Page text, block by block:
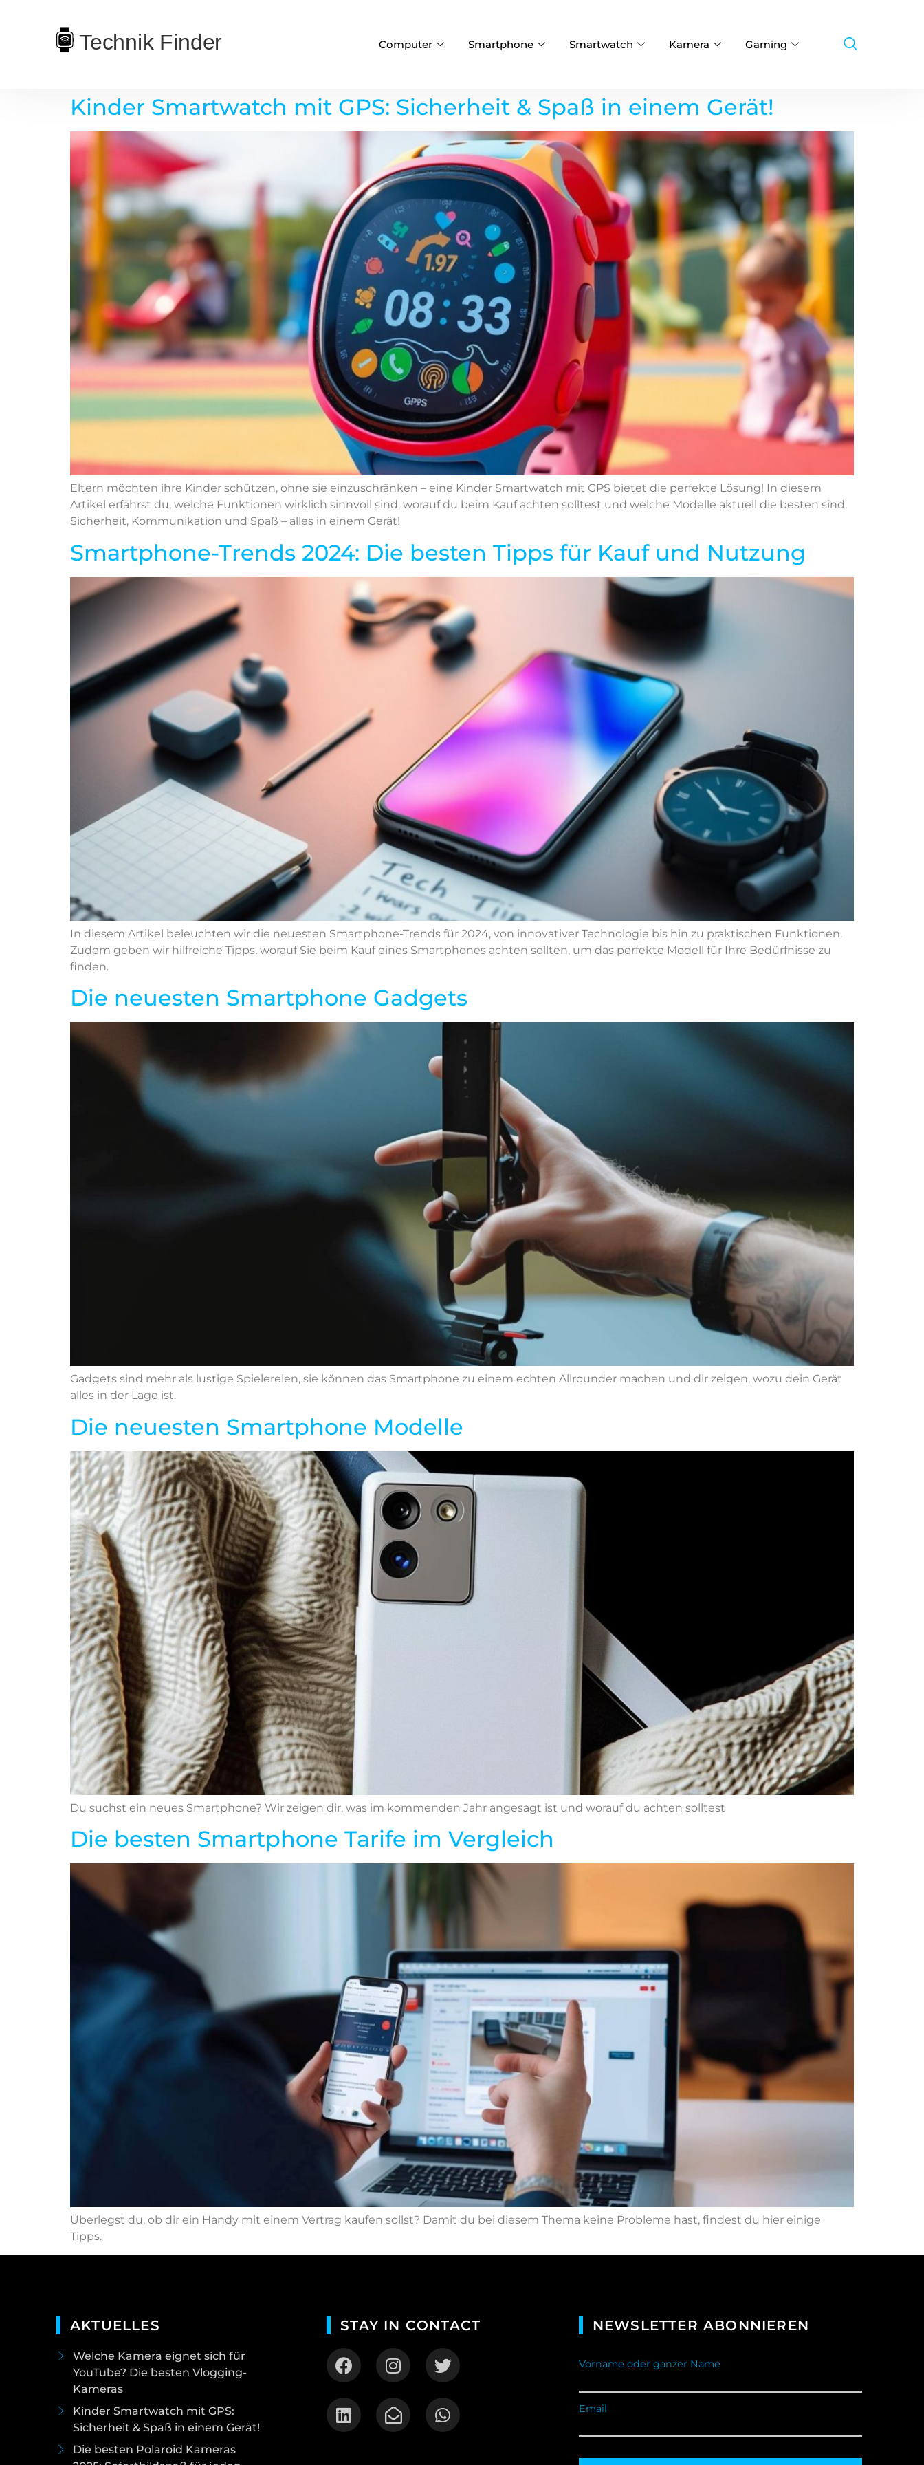
Computer Smartphone Smartwatch Kamera Gaming
Kinder Smartwatch mit GPS: Sicherheit & Spaß in einem Gerät!
Eltern möchten ihre Kinder schützen, ohne sie einzuschränken – eine Kinder Smartwatch mit GPS bietet die perfekte Lösung! In diesem
Artikel erfährst du, welche Funktionen wirklich sinnvoll sind, worauf du beim Kauf achten solltest und welche Modelle aktuell die besten sind.
Sicherheit, Kommunikation und Spaß – alles in einem Gerät!
Smartphone-Trends 2024: Die besten Tipps für Kauf und Nutzung
In diesem Artikel beleuchten wir die neuesten Smartphone-Trends für 2024, von innovativer Technologie bis hin zu praktischen Funktionen.
Zudem geben wir hilfreiche Tipps, worauf Sie beim Kauf eines Smartphones achten sollten, um das perfekte Modell für Ihre Bedürfnisse zu
finden.
Die neuesten Smartphone Gadgets
Gadgets sind mehr als lustige Spielereien, sie können das Smartphone zu einem echten Allrounder machen und dir zeigen, wozu dein Gerät
alles in der Lage ist.
Die neuesten Smartphone Modelle
Du suchst ein neues Smartphone? Wir zeigen dir, was im kommenden Jahr angesagt ist und worauf du achten solltest
Die besten Smartphone Tarife im Vergleich
Überlegst du, ob dir ein Handy mit einem Vertrag kaufen sollst? Damit du bei diesem Thema keine Probleme hast, findest du hier einige
Tipps.
AKTUELLES
Welche Kamera eignet sich für
YouTube? Die besten Vlogging-
Kameras
Kinder Smartwatch mit GPS:
Sicherheit & Spaß in einem Gerät!
Die besten Polaroid Kameras
STAY IN CONTACT NEWSLETTER ABONNIEREN
Vorname oder ganzer Name
Email